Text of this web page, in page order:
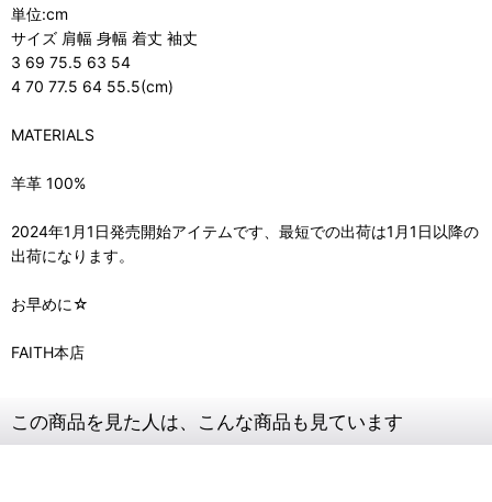
単位:cm
サイズ 肩幅 身幅 着丈 袖丈
3 69 75.5 63 54
4 70 77.5 64 55.5(cm)
MATERIALS
羊革 100%
2024年1月1日発売開始アイテムです、最短での出荷は1月1日以降の
出荷になります。
お早めに☆
FAITH本店
この商品を見た人は、こんな商品も見ています